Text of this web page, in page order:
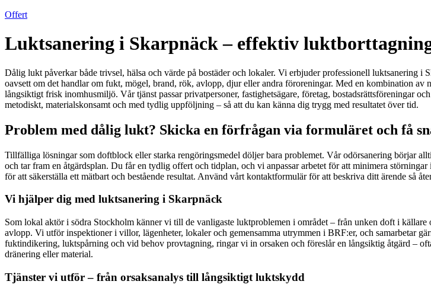
Offert
Luktsanering i Skarpnäck – effektiv
Dålig lukt påverkar både trivsel, hälsa och värde på bostäder och lokaler. Vi erbjuder professionell luktsanering i
oavsett om det handlar om fukt, mögel, brand, rök, avlopp, djur eller andra föroreningar. Med en kombination av
långsiktigt frisk inomhusmiljö. Vår tjänst passar privatpersoner, fastighetsägare, företag, bostadsrättsföreningar
metodiskt, materialskonsamt och med tydlig uppföljning – så att du kan känna dig trygg med resultatet över tid.
Problem med dålig lukt? Skicka en förfrågan via formuläret och få
Tillfälliga lösningar som doftblock eller starka rengöringsmedel döljer bara problemet. Vår odörsanering börjar
och tar fram en åtgärdsplan. Du får en tydlig offert och tidplan, och vi anpassar arbetet för att minimera
för att säkerställa ett mätbart och bestående resultat. Använd vårt kontaktformulär för att beskriva ditt ärende så
Vi hjälper dig med luktsanering i Skarpnäck
Som lokal aktör i södra Stockholm känner vi till de vanligaste luktproblemen i området – från unken doft i
avlopp. Vi utför inspektioner i villor, lägenheter, lokaler och gemensamma utrymmen i BRF:er, och samarbetar
fuktindikering, luktspårning och vid behov provtagning, ringar vi in orsaken och föreslår en långsiktig åtgärd –
dränering eller material.
Tjänster vi utför – från orsaksanalys till långsiktigt luktskydd